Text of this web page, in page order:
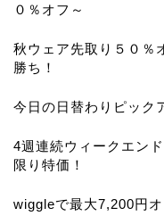
０％オフ～
秋ウェア先取り５０％
勝ち！
今日の日替わりピック
4週連続ウィークエン
限り特価！
wiggleで最大7,200円